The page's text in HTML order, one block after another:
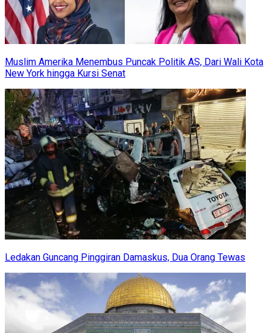
Muslim Amerika Menembus Puncak Politik AS, Dari Wali Kota
New York hingga Kursi Senat
Ledakan Guncang Pinggiran Damaskus, Dua Orang Tewas